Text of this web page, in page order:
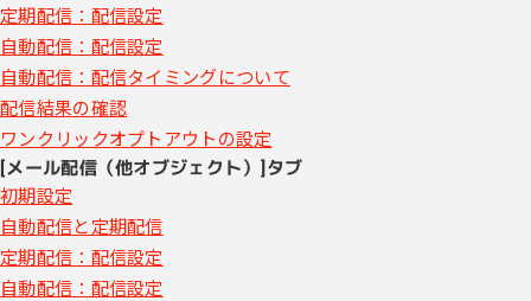
定期配信：配信設定
自動配信：配信設定
自動配信：配信タイミングについて
配信結果の確認
ワンクリックオプトアウトの設定
[メール配信（他オブジェクト）]タブ
初期設定
自動配信と定期配信
定期配信：配信設定
自動配信：配信設定